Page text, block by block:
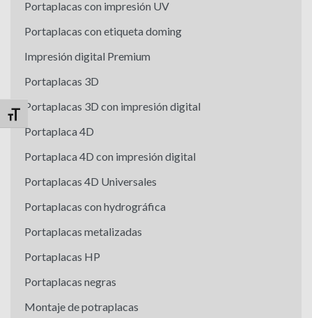
Alternar tamaño de letra
Portaplacas con impresión UV
Portaplacas con etiqueta doming
Impresión digital Premium
Portaplacas 3D
Portaplacas 3D con impresión digital
Portaplaca 4D
Portaplaca 4D con impresión digital
Portaplacas 4D Universales
Portaplacas con hydrográfica
Portaplacas metalizadas
Portaplacas HP
Portaplacas negras
Montaje de potraplacas